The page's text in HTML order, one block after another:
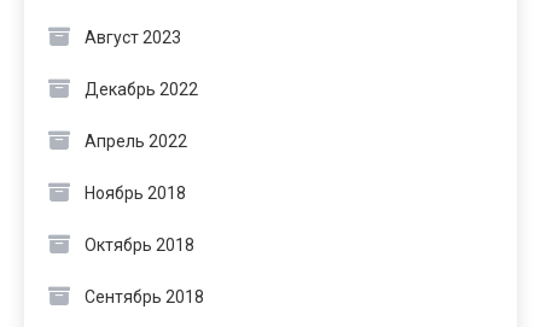
Август 2023
Декабрь 2022
Апрель 2022
Ноябрь 2018
Октябрь 2018
Сентябрь 2018